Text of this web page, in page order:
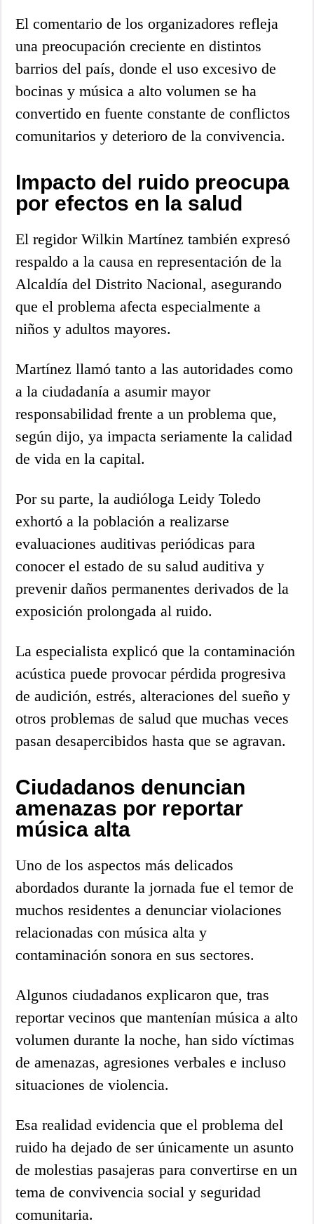
El comentario de los organizadores refleja
una preocupación creciente en distintos
barrios del país, donde el uso excesivo de
bocinas y música a alto volumen se ha
convertido en fuente constante de conflictos
comunitarios y deterioro de la convivencia.
Impacto del ruido preocupa
por efectos en la salud
El regidor Wilkin Martínez también expresó
respaldo a la causa en representación de la
Alcaldía del Distrito Nacional, asegurando
que el problema afecta especialmente a
niños y adultos mayores.
Martínez llamó tanto a las autoridades como
a la ciudadanía a asumir mayor
responsabilidad frente a un problema que,
según dijo, ya impacta seriamente la calidad
de vida en la capital.
Por su parte, la audióloga Leidy Toledo
exhortó a la población a realizarse
evaluaciones auditivas periódicas para
conocer el estado de su salud auditiva y
prevenir daños permanentes derivados de la
exposición prolongada al ruido.
La especialista explicó que la contaminación
acústica puede provocar pérdida progresiva
de audición, estrés, alteraciones del sueño y
otros problemas de salud que muchas veces
pasan desapercibidos hasta que se agravan.
Ciudadanos denuncian
amenazas por reportar
música alta
Uno de los aspectos más delicados
abordados durante la jornada fue el temor de
muchos residentes a denunciar violaciones
relacionadas con música alta y
contaminación sonora en sus sectores.
Algunos ciudadanos explicaron que, tras
reportar vecinos que mantenían música a alto
volumen durante la noche, han sido víctimas
de amenazas, agresiones verbales e incluso
situaciones de violencia.
Esa realidad evidencia que el problema del
ruido ha dejado de ser únicamente un asunto
de molestias pasajeras para convertirse en un
tema de convivencia social y seguridad
comunitaria.